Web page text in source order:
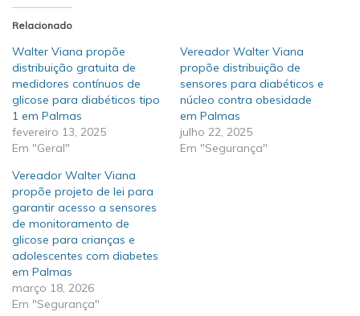
Relacionado
Walter Viana propõe
distribuição gratuita de
medidores contínuos de
glicose para diabéticos tipo
1 em Palmas
fevereiro 13, 2025
Em "Geral"
Vereador Walter Viana
propõe distribuição de
sensores para diabéticos e
núcleo contra obesidade
em Palmas
julho 22, 2025
Em "Segurança"
Vereador Walter Viana
propõe projeto de lei para
garantir acesso a sensores
de monitoramento de
glicose para crianças e
adolescentes com diabetes
em Palmas
março 18, 2026
Em "Segurança"